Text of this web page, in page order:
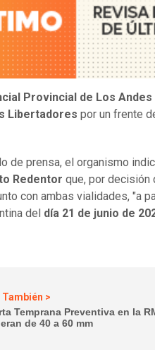
Provincial de Los Andes
Libertadores por un frente
de prensa, el organismo
Redentor que, por decisión
con ambas vialidades, "a
del día 21 de junio de
También >
Temprana Preventiva en la
de 40 a 60 mm